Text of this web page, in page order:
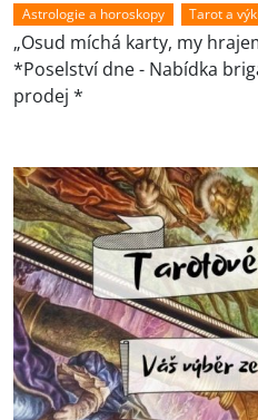
Astrologie a horoskopy Tarot a
„Osud míchá karty, my
*Poselství dne - Nabídka
prodej *